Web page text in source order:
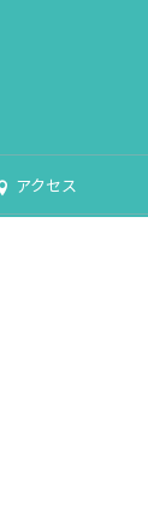
アクセス